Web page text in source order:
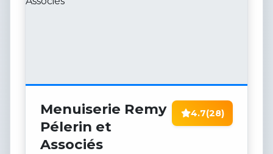
Menuiserie Remy
Pélerin et
Associés
4.7(28)